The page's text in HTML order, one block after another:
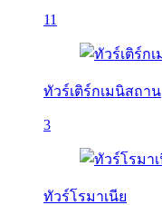
11
ทัวร์เติร์กเมนิสถาน
3
ทัวร์โรมาเนีย